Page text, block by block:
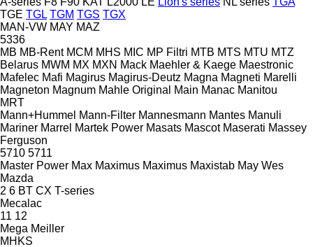
TGE TGL TGM TGS TGX
MAN-VW MAY MAZ
5336
MB MB-Rent MCM MHS MIC MP Filtri MTB MTS MTU MTZ
Belarus MWM MX MXN Mack Maehler & Kaege Maestronic
Mafelec Mafi Magirus Magirus-Deutz Magna Magneti Marelli
Magneton Magnum Mahle Original Main Manac Manitou
MRT
Mann+Hummel Mann-Filter Mannesmann Mantes Manuli
Mariner Marrel Martek Power Masats Mascot Maserati Massey
Ferguson
5710 5711
Master Power Max Maximus Maximus Maxistab May Wes
Mazda
2 6 BT CX T-series
Mecalac
11 12
Mega Meiller
MHKS